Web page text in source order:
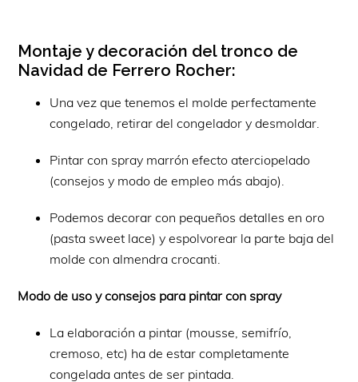
Montaje y decoración del tronco de
Navidad de Ferrero Rocher:
Una vez que tenemos el molde perfectamente
congelado, retirar del congelador y desmoldar.
Pintar con spray marrón efecto aterciopelado
(consejos y modo de empleo más abajo).
Podemos decorar con pequeños detalles en oro
(pasta sweet lace) y espolvorear la parte baja del
molde con almendra crocanti.
Modo de uso y consejos para pintar con spray
La elaboración a pintar (mousse, semifrío,
cremoso, etc) ha de estar completamente
congelada antes de ser pintada.